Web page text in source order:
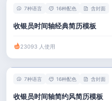
7种语言 16种配色 含封面
收银员时间轴经典简历模板
23093 人使用
7种语言 16种配色 含封面
收银员时间轴简约风简历模板